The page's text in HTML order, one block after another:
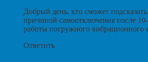
Добрый день, кто сможет
причиной самоотключения после
работы погружного вибрационного
Ответить